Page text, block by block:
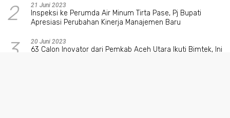
2 21 Juni 2023
Inspeksi ke Perumda Air Minum Tirta Pase, Pj Bupati
Apresiasi Perubahan Kinerja Manajemen Baru
3 20 Juni 2023
63 Calon Inovator dari Pemkab Aceh Utara Ikuti Bimtek, Ini